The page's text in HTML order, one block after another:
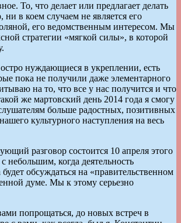
То, что делает или предлагает делать
ни в коем случаем не является его
его ведомственным интересом. Мы
стратегии «мягкой силы», в которой
нуждающиеся в укреплении, есть
пока не получили даже элементарного
на то, что все у нас получится и что
же мартовский день 2014 года я смогу
больше радостных, позитивных
культурного наступления на весь
разговор состоится 10 апреля этого
небольшим, когда деятельность
будет обсуждаться на «правительственном
думе. Мы к этому серьезно
попрощаться, до новых встреч в